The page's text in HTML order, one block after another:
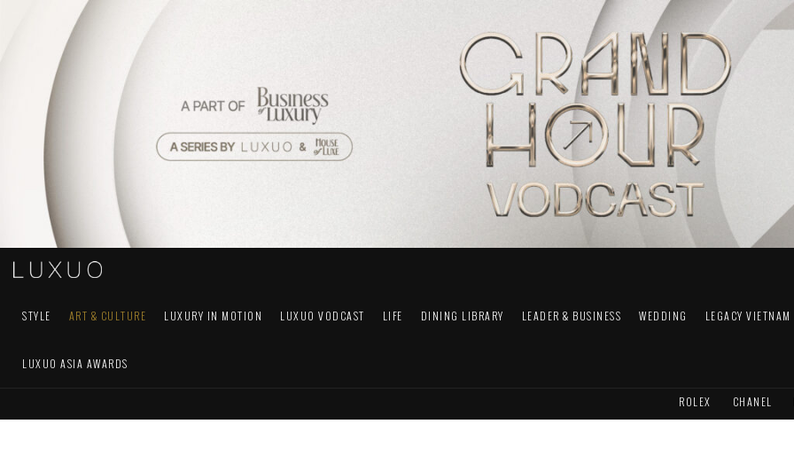
STYLE ART & CULTURE LUXURY IN MOTION LUXUO VODCAST LIFE DINING LIBRARY LEADER & BUSINESS WEDDING LEGACY VIETNAM
LUXUO ASIA AWARDS
ROLEX CHANEL